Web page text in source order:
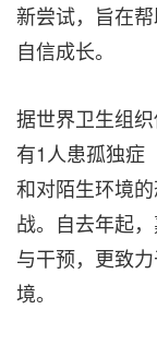
新尝试，旨在
自信成长。
据世界卫生组
有1人患孤独症
和对陌生环境
战。自去年起
与干预，更致
境。